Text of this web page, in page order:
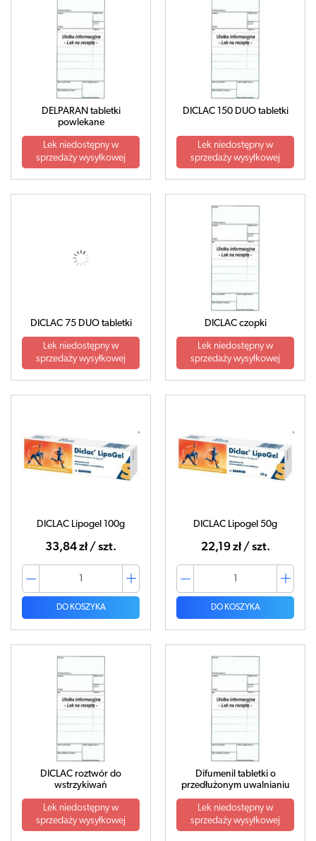
DELPARAN tabletki
powlekane
Lek niedostępny w
sprzedaży wysyłkowej
DICLAC 150 DUO tabletki
Lek niedostępny w
sprzedaży wysyłkowej
DICLAC 75 DUO tabletki
Lek niedostępny w
sprzedaży wysyłkowej
DICLAC czopki
Lek niedostępny w
sprzedaży wysyłkowej
DICLAC Lipogel 100g
33,84 zł / szt.
DO KOSZYKA
DICLAC Lipogel 50g
22,19 zł / szt.
DO KOSZYKA
DICLAC roztwór do
wstrzykiwań
Lek niedostępny w
sprzedaży wysyłkowej
Difumenil tabletki o
przedłużonym uwalnianiu
Lek niedostępny w
sprzedaży wysyłkowej